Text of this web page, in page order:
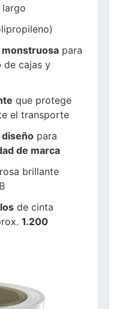
largo
monstruosa para
de cajas y
que protege
el transporte
para
de marca
rosa brillante
de cinta
1.200